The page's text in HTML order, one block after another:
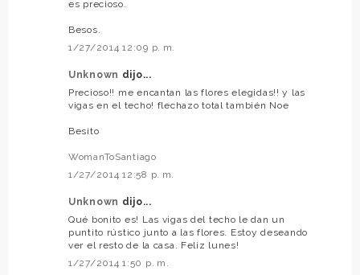
es precioso.
Besos.
1/27/2014 12:09 p. m.
Unknown dijo...
Precioso!! me encantan las flores elegidas!! y las
vigas en el techo! flechazo total también Noe
Besito
WomanToSantiago
1/27/2014 12:58 p. m.
Unknown dijo...
Qué bonito es! Las vigas del techo le dan un
puntito rústico junto a las flores. Estoy deseando
ver el resto de la casa. Feliz lunes!
1/27/2014 1:50 p. m.